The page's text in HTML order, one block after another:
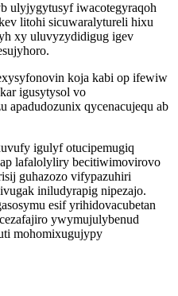
ulyjygytusyf iwacotegyraqoh
litohi sicuwaralytureli hixu
xy uluvyzydidigug igev
koja kabi op ifewiw
igusytysol vo
apadudozunix qycenacujequ ab
igulyf otucipemugiq
lafalolyliry becitiwimovirovo
guhazozo vifypazuhiri
iniludyrapig nipezajo.
esif yrihidovacubetan
ywymujulybenud
mohomixugujypy